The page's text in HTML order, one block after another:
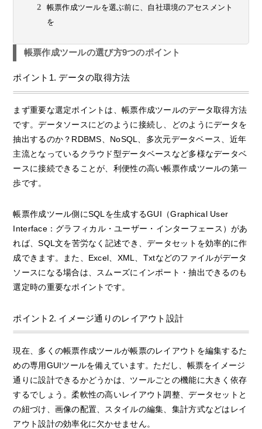
帳票作成ツールを選ぶ前に、自社環境のアセスメント
を
帳票作成ツールの選び方9つのポイント
ポイント1. データの取得方法
まず重要な選定ポイントは、帳票作成ツールのデータ取得方法
です。データソースにどのように接続し、どのようにデータを
抽出するのか？RDBMS、NoSQL、多次元データベース、近年
主流となっているクラウド型データベースなど多様なデータベ
ースに接続できることが、利便性の高い帳票作成ツールの第一
歩です。
帳票作成ツール側にSQLを生成するGUI（Graphical User
Interface：グラフィカル・ユーザー・インターフェース）があ
れば、SQL文を苦労なく記述でき、データセットを効率的に作
成できます。また、Excel、XML、Txtなどのファイルがデータ
ソースになる場合は、スムーズにインポート・抽出できるのも
選定時の重要なポイントです。
ポイント2. イメージ通りのレイアウト設計
現在、多くの帳票作成ツールが帳票のレイアウトを編集するた
めの専用GUIツールを備えています。ただし、帳票をイメージ
通りに設計できるかどうかは、ツールごとの機能に大きく依存
するでしょう。柔軟性の高いレイアウト調整、データセットと
の紐づけ、画像の配置、スタイルの編集、集計方式などはレイ
アウト設計の効率化に欠かせません。